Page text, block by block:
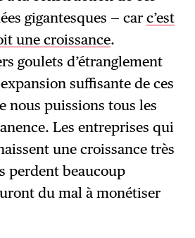
gigantesques — carc’est
une croissance.
goulets d’étranglement
suffisante de ces
nous puissions tous les
Les entreprises qui
une croissance très
perdent beaucoup
du mal à monétiser